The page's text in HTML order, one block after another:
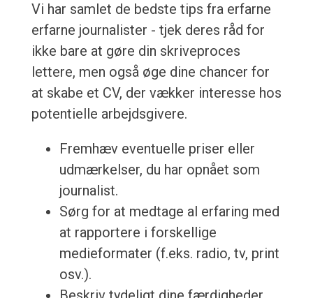
Vi har samlet de bedste tips fra erfarne
erfarne journalister - tjek deres råd for
ikke bare at gøre din skriveproces
lettere, men også øge dine chancer for
at skabe et CV, der vækker interesse hos
potentielle arbejdsgivere.
Fremhæv eventuelle priser eller
udmærkelser, du har opnået som
journalist.
Sørg for at medtage al erfaring med
at rapportere i forskellige
medieformater (f.eks. radio, tv, print
osv.).